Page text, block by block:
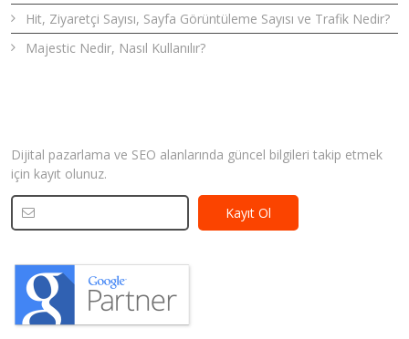
Hit, Ziyaretçi Sayısı, Sayfa Görüntüleme Sayısı ve Trafik Nedir?
Majestic Nedir, Nasıl Kullanılır?
Dijital pazarlama ve SEO alanlarında güncel bilgileri takip etmek
için kayıt olunuz.